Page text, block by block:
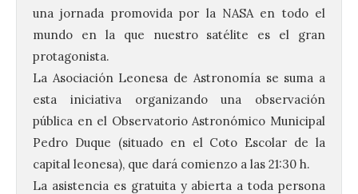
una jornada promovida por la NASA en todo el
mundo en la que nuestro satélite es el gran
protagonista.
La AsociaciónLeonesa de Astronomíase suma a
esta iniciativa organizando una observación
pública en el Observatorio Astronómico Municipal
Pedro Duque (situado en el Coto Escolar de la
capital leonesa), que dará comienzo a las 21:30 h.
La asistencia es gratuita y abierta a toda persona